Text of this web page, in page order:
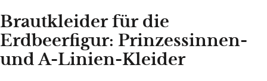
Brautkleider für die
Erdbeerfigur: Prinzessinnen-
und A-Linien-Kleider